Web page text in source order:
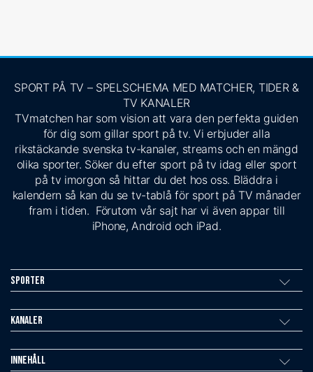
SPORT PÅ TV – SPELSCHEMA MED MATCHER, TIDER &
TV KANALER
TVmatchen har som vision att vara den perfekta guiden
för dig som gillar sport på tv. Vi erbjuder alla
rikstäckande svenska tv-kanaler, streams och en mängd
olika sporter. Söker du efter sport på tv idag eller sport
på tv imorgon så hittar du det hos oss. Bläddra i
kalendern så kan du se tv-tablå för sport på TV månader
fram i tiden. Förutom vår sajt har vi även appar till
iPhone, Android och iPad.
Sporter
Kanaler
Innehåll